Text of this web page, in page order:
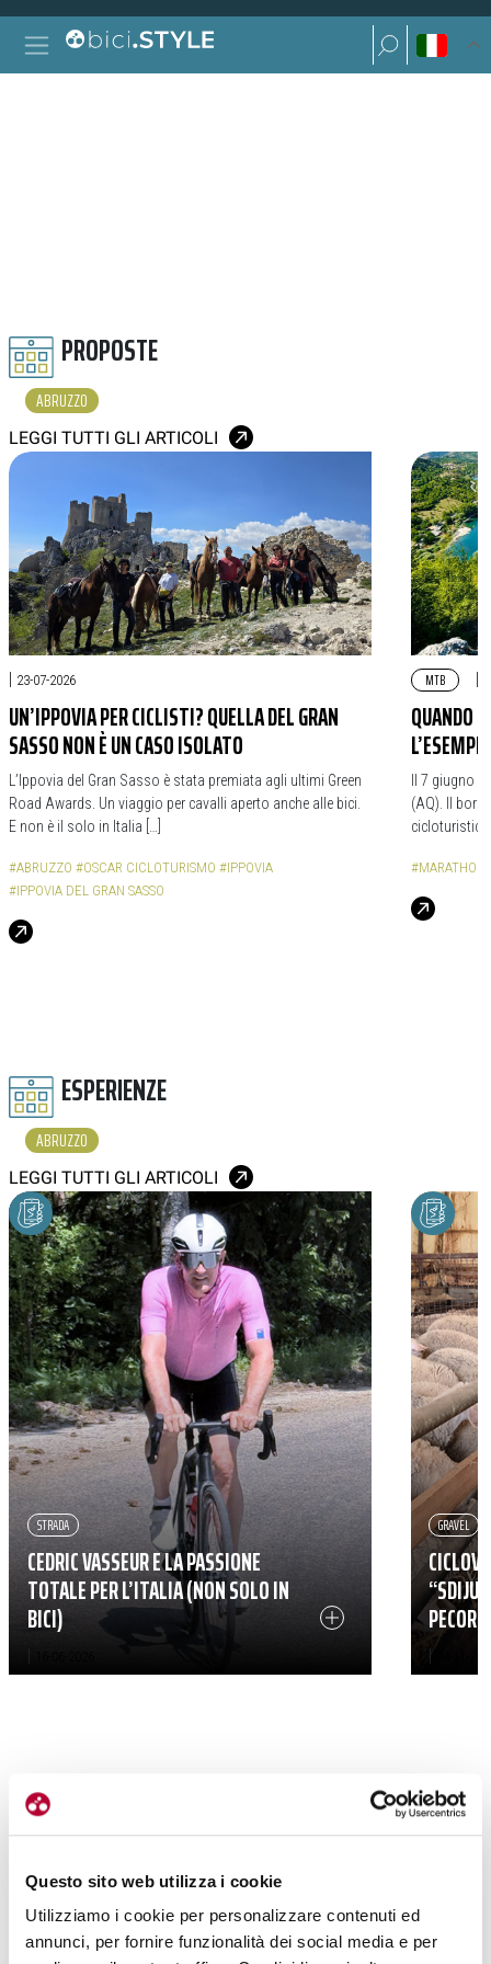
Questo sito web utilizza i cookie
Utilizziamo i cookie per personalizzare contenuti ed
annunci, per fornire funzionalità dei social media e per
Vai al contenuto
Navigazione principale
Ricerca per:
Ricerca per:
PROPOSTE
ABRUZZO
LEGGI TUTTI GLI ARTICOLI
| 23-07-2026
UN’IPPOVIA PER CICLISTI? QUELLA DEL GRAN
SASSO NON È UN CASO ISOLATO
L’Ippovia del Gran Sasso è stata premiata agli ultimi Green
Road Awards. Un viaggio per cavalli aperto anche alle bici.
E non è il solo in Italia […]
#ABRUZZO #OSCAR CICLOTURISMO #IPPOVIA
#IPPOVIA DEL GRAN SASSO
MTB |
QUANDO
Il 7 giugno
(AQ). Il
#MARATHON
ESPERIENZE
ABRUZZO
LEGGI TUTTI GLI ARTICOLI
CEDRIC VASSEUR E LA PASSIONE
TOTALE PER L’ITALIA (NON SOLO IN
BICI)
STRADA GRAVEL